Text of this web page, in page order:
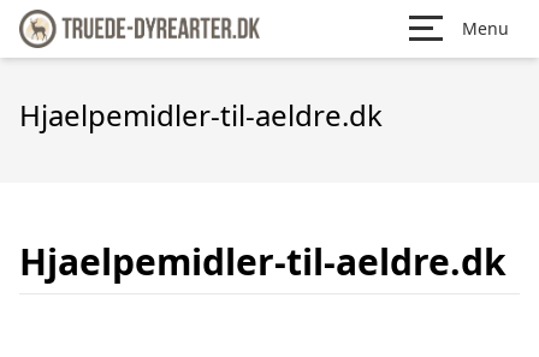
Menu
Hjaelpemidler-til-aeldre.dk
Hjaelpemidler-til-aeldre.dk